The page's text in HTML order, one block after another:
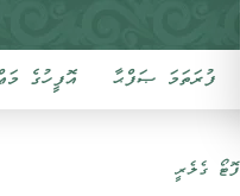
ފުރަތަމަ ޞަފްޙާ އޮފީހުގެ
ފޮޓޯ ގެލެރީ